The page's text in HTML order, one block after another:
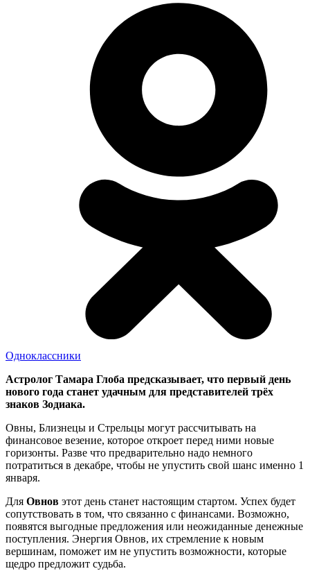
Одноклассники
Астролог Тамара Глоба предсказывает, что первый день
нового года станет удачным для представителей трёх
знаков Зодиака.
Овны, Близнецы и Стрельцы могут рассчитывать на
финансовое везение, которое откроет перед ними новые
горизонты. Разве что предварительно надо немного
потратиться в декабре, чтобы не упустить свой шанс именно 1
января.
Для Овнов этот день станет настоящим стартом. Успех будет
сопутствовать в том, что связанно с финансами. Возможно,
появятся выгодные предложения или неожиданные денежные
поступления. Энергия Овнов, их стремление к новым
вершинам, поможет им не упустить возможности, которые
щедро предложит судьба.